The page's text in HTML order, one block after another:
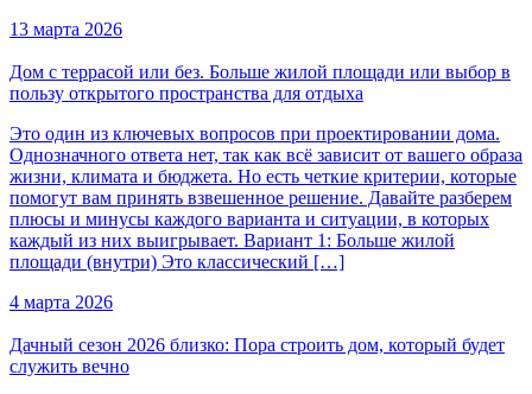
13 марта 2026
Дом с террасой или без. Больше жилой площади или выбор в
пользу открытого пространства для отдыха
Это один из ключевых вопросов при проектировании дома.
Однозначного ответа нет, так как всё зависит от вашего образа
жизни, климата и бюджета. Но есть четкие критерии, которые
помогут вам принять взвешенное решение. Давайте разберем
плюсы и минусы каждого варианта и ситуации, в которых
каждый из них выигрывает. Вариант 1: Больше жилой
площади (внутри) Это классический […]
4 марта 2026
Дачный сезон 2026 близко: Пора строить дом, который будет
служить вечно